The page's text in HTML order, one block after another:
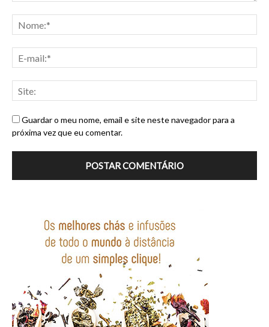
Guardar o meu nome, email e site neste navegador para a
próxima vez que eu comentar.